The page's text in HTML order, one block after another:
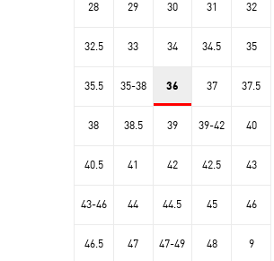
28 29 30 31 32
32.5 33 34 34.5 35
35.5 35-38 36 37 37.5
38 38.5 39 39-42 40
40.5 41 42 42.5 43
43-46 44 44.5 45 46
46.5 47 47-49 48 9